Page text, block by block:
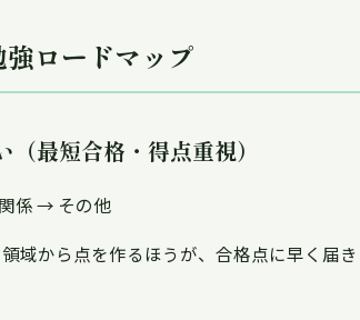
ロードマップ
最短合格・得点重視）
係 → その他
域から点を作るほうが、合格点に早く届